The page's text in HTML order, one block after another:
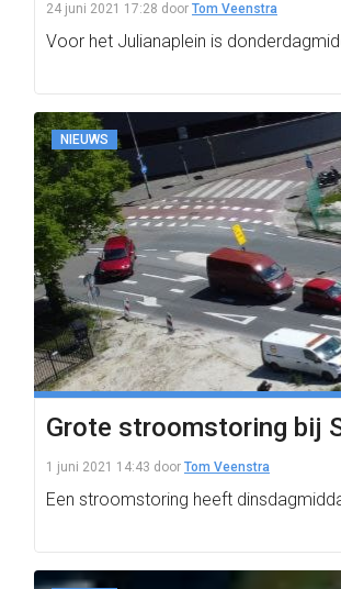
24 juni 2021 17:28 door Tom Veenstra
Voor het Julianaplein is
NIEUWS
Grote stroomstoring bij
1 juni 2021 14:43 door Tom Veenstra
Een stroomstoring heeft